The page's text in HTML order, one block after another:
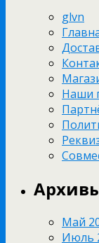
glvn
Наши
Май
Июль